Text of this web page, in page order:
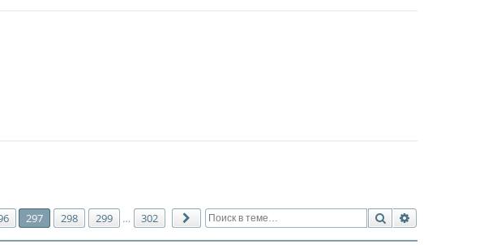
Поиск
297 298 299 … 302 След.